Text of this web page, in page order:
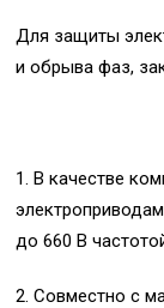
Для защиты
и обрыва фаз,
1. В качестве
до 660 В
2. Совместно с